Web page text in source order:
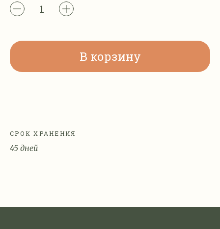
В корзину
СРОК ХРАНЕНИЯ
45 дней